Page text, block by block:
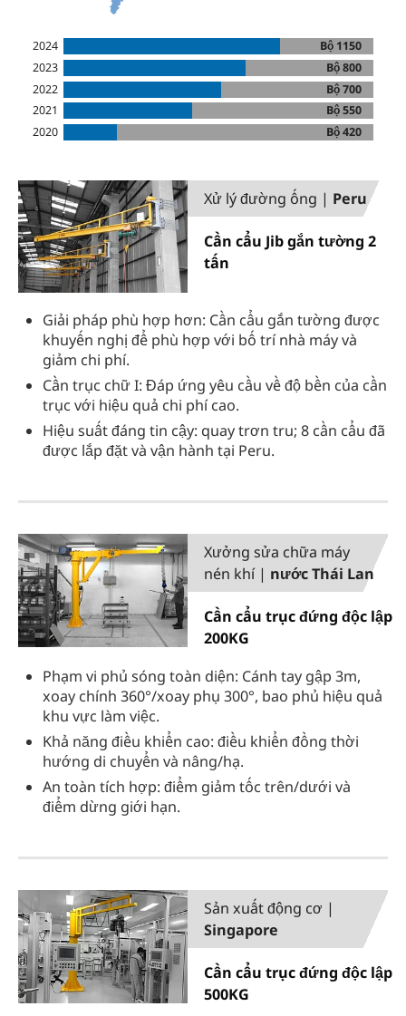
2024
Bộ 1150
2023
Bộ 800
2022
Bộ 700
2021
Bộ 550
2020
Bộ 420
Xử lý đường ống | Peru
Cần cẩu Jib gắn tường 2
tấn
Giải pháp phù hợp hơn: Cần cẩu gắn tường được
khuyến nghị để phù hợp với bố trí nhà máy và
giảm chi phí.
Cần trục chữ I: Đáp ứng yêu cầu về độ bền của cần
trục với hiệu quả chi phí cao.
Hiệu suất đáng tin cậy: quay trơn tru; 8 cần cẩu đã
được lắp đặt và vận hành tại Peru.
Xưởng sửa chữa máy
nén khí | nước Thái Lan
Cần cẩu trục đứng độc lập
200KG
Phạm vi phủ sóng toàn diện: Cánh tay gập 3m,
xoay chính 360°/xoay phụ 300°, bao phủ hiệu quả
khu vực làm việc.
Khả năng điều khiển cao: điều khiển đồng thời
hướng di chuyển và nâng/hạ.
An toàn tích hợp: điểm giảm tốc trên/dưới và
điểm dừng giới hạn.
Sản xuất động cơ |
Singapore
Cần cẩu trục đứng độc lập
500KG